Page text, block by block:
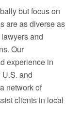
but focus on
are as diverse as
and
Our
experience in
and
network of
clients in local